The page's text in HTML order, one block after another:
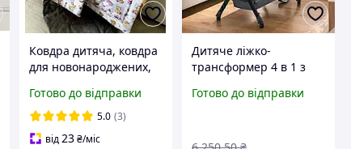
Ковдра дитяча, ковдра
для новонароджених,
дитяче ліжечко
Angelok-child
Готово до відправки
5.0 (3)
від23 ₴/міс
Дитяче ліжко-
трансформер 4 в 1 з
зберігання для
Готово до відправки